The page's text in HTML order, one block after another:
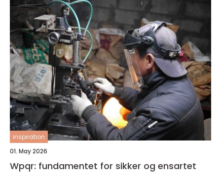
inspiration
01. May 2026
Wpqr: fundamentet for sikker og ensartet